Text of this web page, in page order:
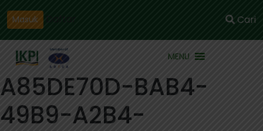
Masuk Cari
MENU
A85DE70D-BAB4-
49B9-A2B4-